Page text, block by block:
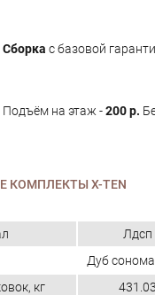
Сборка с базовой
Подъём на этаж -200 р.
КОМПЛЕКТЫ X-TEN
Лдсп
Дуб
кг
431.03